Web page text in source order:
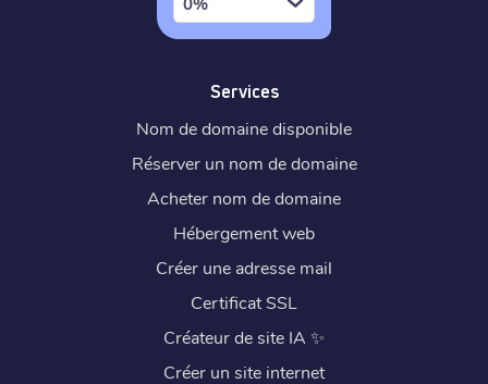
Services
Nom de domaine disponible
Réserver un nom de domaine
Acheter nom de domaine
Hébergement web
Créer une adresse mail
Certificat SSL
Créateur de site IA ✨
Créer un site internet